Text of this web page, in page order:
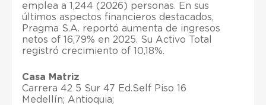
emplea a 1,244 (2026) personas. En sus
últimos aspectos financieros destacados,
Pragma S.A. reportó aumenta de ingresos
netos of 16,79% en 2025. Su Activo Total
registró crecimiento of 10,18%.
Casa Matriz
Carrera 42 5 Sur 47 Ed.Self Piso 16
Medellín; Antioquia;